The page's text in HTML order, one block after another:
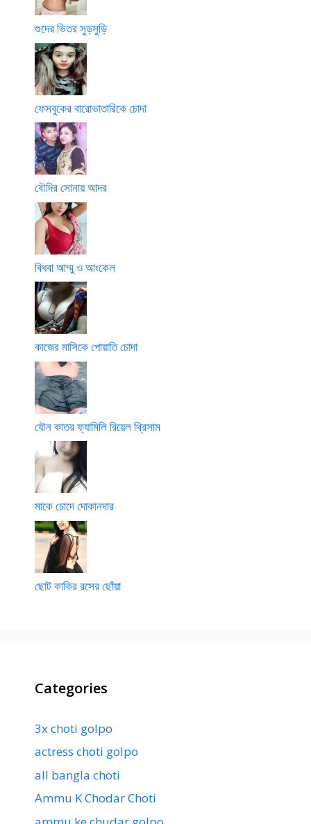
গুদের ভিতর সুড়সুড়ি
ফেসবুকের বারোভাতারিকে চোদা
বৌদির সোনায় আদর
বিধবা আম্মু ও আংকেল
কাজের মাসিকে পোয়াতি চোদা
যৌন কাতর ফ্যামিলি রিয়েল থ্রিসাম
মাকে চোদে দোকানদার
ছোট কাকির রসের ছোঁয়া
Categories
3x choti golpo
actress choti golpo
all bangla choti
Ammu K Chodar Choti